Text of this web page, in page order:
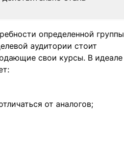
определенной группы
аудитории стоит
свои курсы. В идеале
от аналогов;